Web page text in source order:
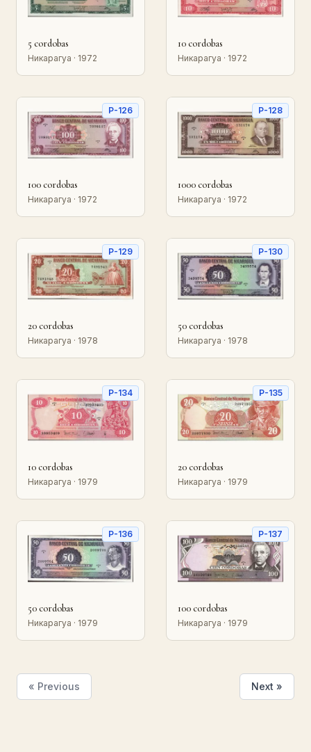
5 cordobas
Никарагуа · 1972
10 cordobas
Никарагуа · 1972
P-126
100 cordobas
Никарагуа · 1972
P-128
1000 cordobas
Никарагуа · 1972
P-129
20 cordobas
Никарагуа · 1978
P-130
50 cordobas
Никарагуа · 1978
P-134
10 cordobas
Никарагуа · 1979
P-135
20 cordobas
Никарагуа · 1979
P-136
50 cordobas
Никарагуа · 1979
P-137
100 cordobas
Никарагуа · 1979
« Previous Next »